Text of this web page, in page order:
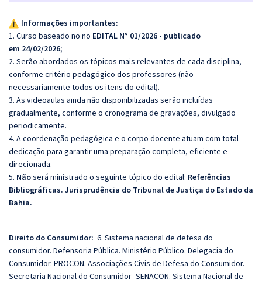
Informações importantes:
1. Curso baseado no no EDITAL N° 01/2026 - publicado
em 24/02/2026;
2. Serão abordados os tópicos mais relevantes de cada disciplina,
conforme critério pedagógico dos professores (não
necessariamente todos os itens do edital).
3. As videoaulas ainda não disponibilizadas serão incluídas
gradualmente, conforme o cronograma de gravações, divulgado
periodicamente.
4. A coordenação pedagógica e o corpo docente atuam com total
dedicação para garantir uma preparação completa, eficiente e
direcionada.
5. Nãoserá ministrado o seguinte tópico do edital: Referências
Bibliográficas. Jurisprudência do Tribunal de Justiça do Estado da
Bahia.
Direito do Consumidor: 6. Sistema nacional de defesa do
consumidor. Defensoria Pública. Ministério Público. Delegacia do
Consumidor. PROCON. Associações Civis de Defesa do Consumidor.
Secretaria Nacional do Consumidor -SENACON. Sistema Nacional de